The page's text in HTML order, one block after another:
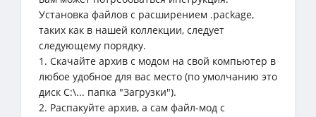
Установка файлов с расширением .package,
таких как в нашей коллекции, следует
следующему порядку.
1. Скачайте архив с модом на свой компьютер в
любое удобное для вас место (по умолчанию это
диск C:\... папка "Загрузки").
2. Распакуйте архив, а сам файл-мод с